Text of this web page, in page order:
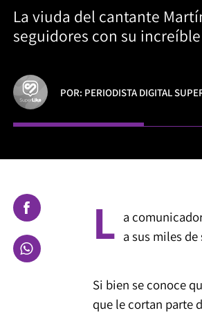
La viuda del cantante
seguidores con su
POR: PERIODISTA DIGITAL
L a
a sus miles
Si bien se conoce
que le cortan parte